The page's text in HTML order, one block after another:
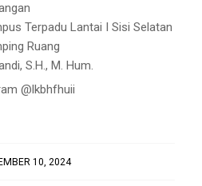
Terpadu Lantai I Sisi Selatan
Ruang
S.H., M. Hum.
@lkbhfhuii
10, 2024